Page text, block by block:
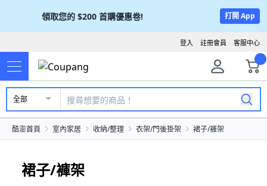
領取您的 $200 首購優惠卷! 打開 App
客服中心
註冊會員
登入
全部
酷澎首頁 室內家居 收納/整理 衣架/門後掛架 裙子/褲架
裙子/褲架